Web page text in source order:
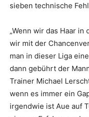
sieben technische
„Wenn wir das Haar
wir mit der
man in dieser Liga
dann gebührt der
Trainer Michael
wenn es immer ein
irgendwie ist Aue auf